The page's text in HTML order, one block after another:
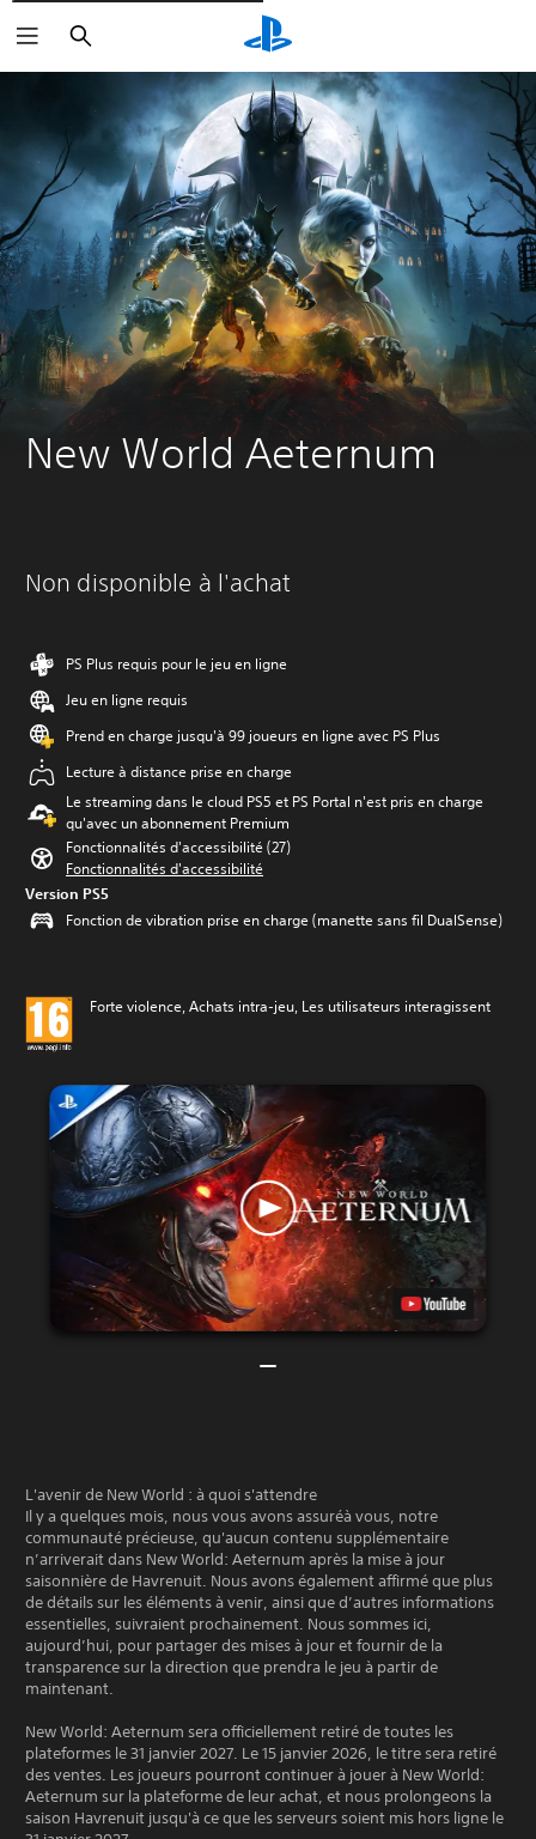
Rechercher
New World Aeternum
Non disponible à l'achat
PS Plus requis pour le jeu en ligne
Jeu en ligne requis
Prend en charge jusqu'à 99 joueurs en ligne avec PS Plus
Lecture à distance prise en charge
Le streaming dans le cloud PS5 et PS Portal n'est pris en charge
qu'avec un abonnement Premium
Fonctionnalités d'accessibilité (27)
Fonctionnalités d'accessibilité
Version PS5
Fonction de vibration prise en charge (manette sans fil DualSense)
Forte violence, Achats intra-jeu, Les utilisateurs interagissent
L'avenir de New World : à quoi s'attendre
Il y a quelques mois, nous vous avons assuréà vous, notre
communauté précieuse, qu'aucun contenu supplémentaire
n’arriverait dans New World: Aeternum après la mise à jour
saisonnière de Havrenuit. Nous avons également affirmé que plus
de détails sur les éléments à venir, ainsi que d’autres informations
essentielles, suivraient prochainement. Nous sommes ici,
aujourd’hui, pour partager des mises à jour et fournir de la
transparence sur la direction que prendra le jeu à partir de
maintenant.
New World: Aeternum sera officiellement retiré de toutes les
plateformes le 31 janvier 2027. Le 15 janvier 2026, le titre sera retiré
des ventes. Les joueurs pourront continuer à jouer à New World:
Aeternum sur la plateforme de leur achat, et nous prolongeons la
saison Havrenuit jusqu'à ce que les serveurs soient mis hors ligne le